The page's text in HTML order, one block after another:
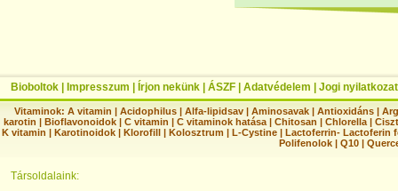
Bioboltok Impresszum Írjon nekünk ÁSZF Adatvédelem Jogi nyilatkozat
Vitaminok: A vitamin |Acidophilus |Alfa-lipidsav |Aminosavak |Antioxidáns |
karotin | Bioflavonoidok | C vitamin | C vitaminok hatása | Chitosan | Chlorella |
K vitamin | Karotinoidok | Klorofill | Kolosztrum | L-Cystine | Lactoferrin- Lactoferin
Polifenolok |Q10 |
Társoldalaink: